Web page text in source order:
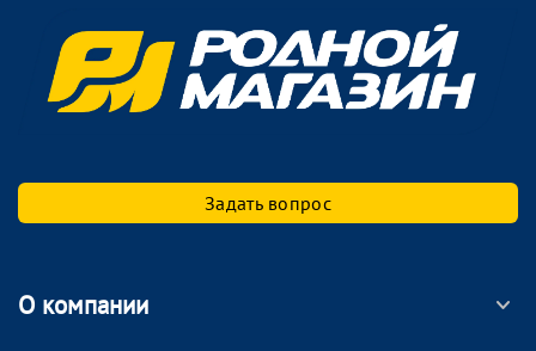
Задать вопрос
О компании